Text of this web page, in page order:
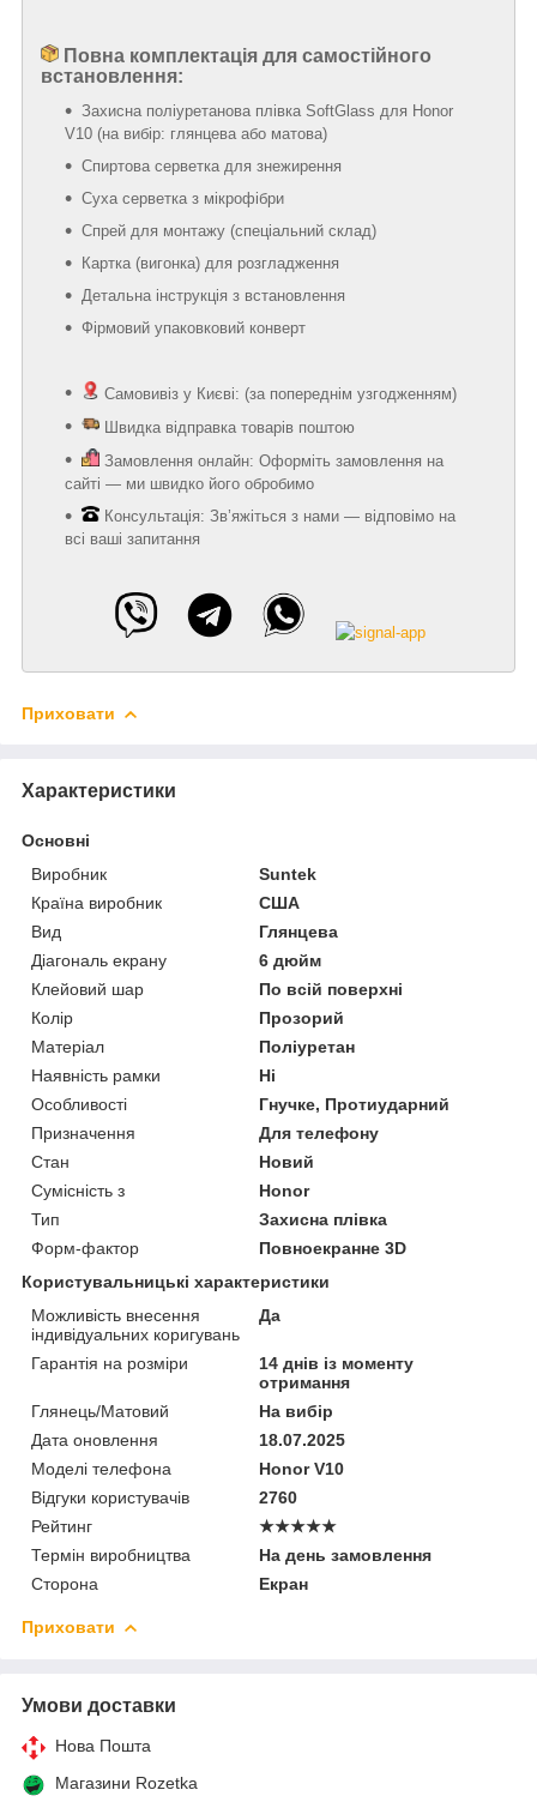
Повна комплектація для самостійного
встановлення:
Захисна поліуретанова плівка SoftGlass для Honor
V10 (на вибір: глянцева або матова)
Спиртова серветка для знежирення
Суха серветка з мікрофібри
Спрей для монтажу (спеціальний склад)
Картка (вигонка) для розгладження
Детальна інструкція з встановлення
Фірмовий упаковковий конверт
Самовивіз у Києві: (за попереднім узгодженням)
Швидка відправка товарів поштою
Замовлення онлайн: Оформіть замовлення на
сайті — ми швидко його обробимо
Консультація: Зв’яжіться з нами — відповімо на
всі ваші запитання
Приховати
Характеристики
Основні
Виробник
Suntek
Країна виробник
США
Вид
Глянцева
Діагональ екрану
6 дюйм
Клейовий шар
По всій поверхні
Колір
Прозорий
Матеріал
Поліуретан
Наявність рамки
Ні
Особливості
Гнучке, Протиударний
Призначення
Для телефону
Стан
Новий
Сумісність з
Honor
Тип
Захисна плівка
Форм-фактор
Повноекранне 3D
Користувальницькі характеристики
Можливість внесення
індивідуальних коригувань
Да
Гарантія на розміри
14 днів із моменту
отримання
Глянець/Матовий
На вибір
Дата оновлення
18.07.2025
Моделі телефона
Honor V10
Відгуки користувачів
2760
Рейтинг
★★★★★
Термін виробництва
На день замовлення
Сторона
Екран
Приховати
Умови доставки
Нова Пошта
Магазини Rozetka